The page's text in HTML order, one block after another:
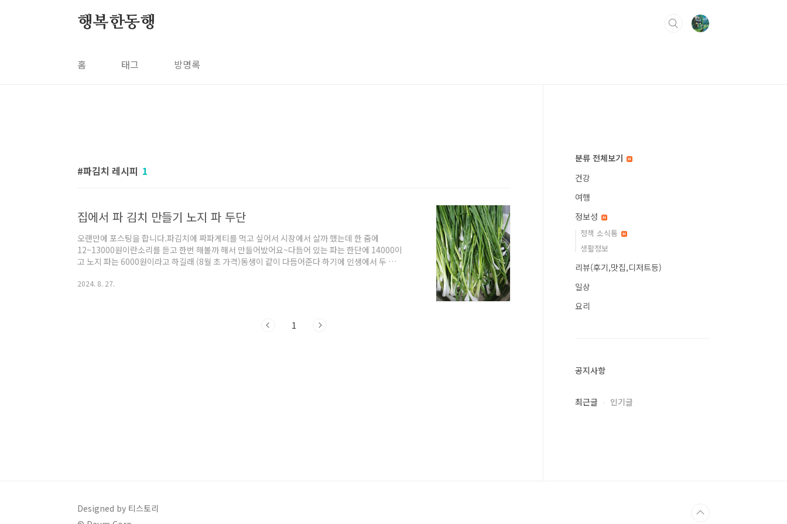
행복한동행
홈 태그 방명록
파김치 레시피 1
집에서 파 김치 만들기 노지 파 두단
오랜만에 포스팅을 합니다.파김치에 짜파게티를 먹고 싶어서 시장에서 살까 했는데 한 줌에
12~13000원이란소리를 듣고 한번 해볼까 해서 만들어밨어요~다듬어 있는 파는 한단에 14000이
고 노지 파는 6000원이라고 하길래 (8월 초 가격)동생이 같이 다듬어준다 하기에 인생에서 두 번
산다 전현무 파친놈 보면서이영자 님의 레시피로 만들어 밨는데저는 어렵기도 하고 입맛에 안 맞
2024. 8. 27.
1
분류 전체보기
건강
여행
정보성
정책 소식통
생활정보
리뷰(후기,맛집,디저트등)
일상
요리
공지사항
최근글 인기글
Designed by 티스토리